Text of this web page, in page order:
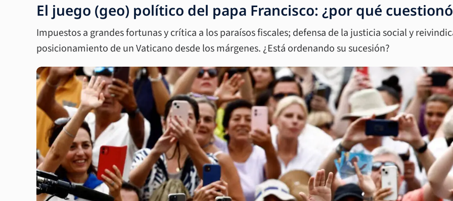
El juego (geo) político del papa Francisco: ¿por qué
Impuestos a grandes fortunas y crítica a los paraísos fiscales; defensa de la justicia social y
posicionamiento de un Vaticano desde los márgenes. ¿Está ordenando su sucesión?